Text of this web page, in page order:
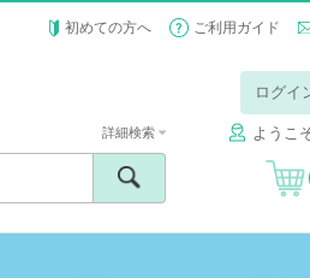
初めての方へ ご利用ガイド
ログイ
ようこ
詳細検索